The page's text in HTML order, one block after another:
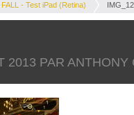
- Test iPad (Retina)
2013 PAR ANTHONY